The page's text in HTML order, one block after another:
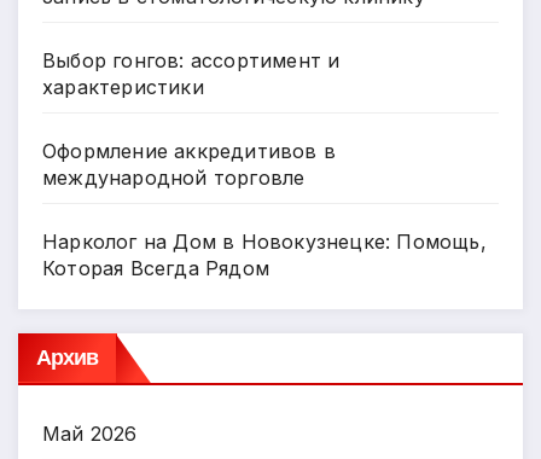
Выбор гонгов: ассортимент и
характеристики
Оформление аккредитивов в
международной торговле
Нарколог на Дом в Новокузнецке: Помощь,
Которая Всегда Рядом
Архив
Май 2026